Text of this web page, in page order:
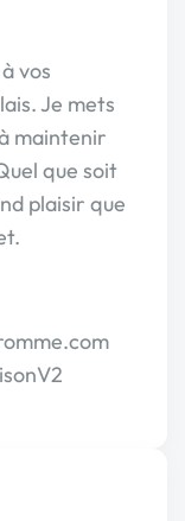
vos
Je mets
maintenir
que soit
plaisir que